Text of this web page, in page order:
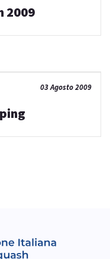
2009
03 Agosto 2009